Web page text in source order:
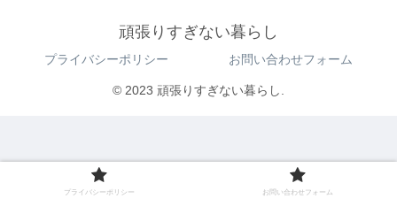
頑張りすぎない暮らし
プライバシーポリシー お問い合わせフォーム
© 2023 頑張りすぎない暮らし.
プライバシーポリシー お問い合わせフォーム